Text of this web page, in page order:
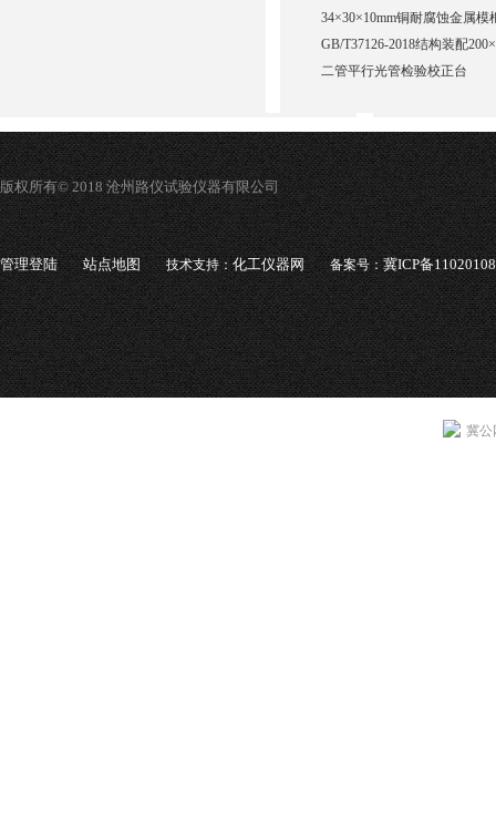
34×30×10mm铜耐腐蚀金属模
GB/T37126-2018结构装配
二管平行光管检验校正台
版权所有© 2018 沧州路仪试验仪器有限公司
管理登陆 站点地图 技术支持：化工仪器网 备案号：冀ICP备
冀公